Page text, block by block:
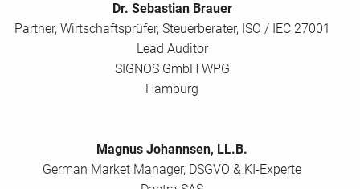
Dr. Sebastian Brauer
Partner, Wirtschaftsprüfer, Steuerberater, ISO / IEC 27001
Lead Auditor
SIGNOS GmbH WPG
Hamburg
Magnus Johannsen, LL.B.
German Market Manager, DSGVO & KI-Experte